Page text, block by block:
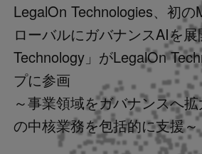
News
Recruit
LegalOn Now
Contact
LegalOn Technologies、初
ローバルにガバナンスAIを
Technology」がLegalOn
プに参画
～事業領域をガバナンスへ
の中核業務を包括的に支援～